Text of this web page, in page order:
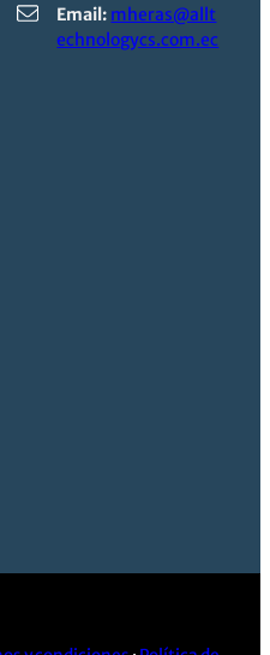
Email: mheras@allt
echnologycs.com.ec